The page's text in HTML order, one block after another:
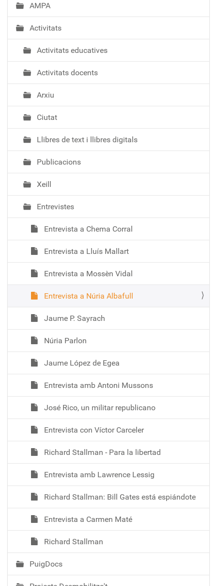
AMPA
Activitats
Activitats educatives
Activitats docents
Arxiu
Ciutat
Llibres de text i llibres digitals
Publicacions
Xeill
Entrevistes
Entrevista a Chema Corral
Entrevista a Lluís Mallart
Entrevista a Mossèn Vidal
Entrevista a Núria Albafull
Jaume P. Sayrach
Núria Parlon
Jaume López de Egea
Entrevista amb Antoni Mussons
José Rico, un militar republicano
Entrevista con Víctor Carceler
Richard Stallman - Para la libertad
Entrevista amb Lawrence Lessig
Richard Stallman: Bill Gates está espiándote
Entrevista a Carmen Maté
Richard Stallman
PuigDocs